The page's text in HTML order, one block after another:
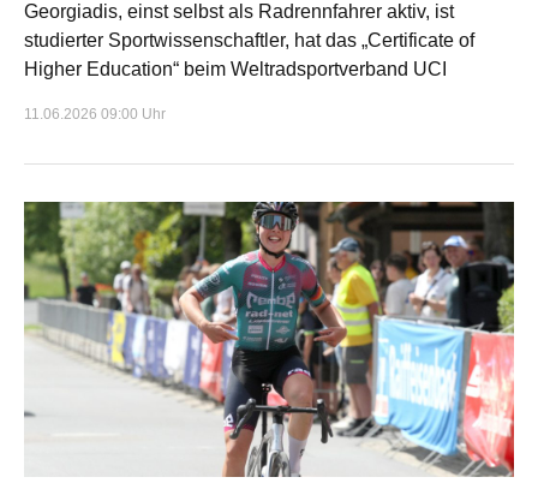
Georgiadis, einst selbst als Radrennfahrer aktiv, ist
studierter Sportwissenschaftler, hat das „Certificate of
Higher Education“ beim Weltradsportverband UCI
11.06.2026 09:00 Uhr